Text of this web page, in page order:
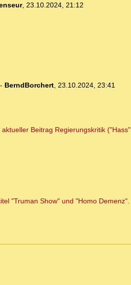
, 23.10.2024, 21:12
BerndBorchert, 23.10.2024, 23:41
Beitrag Regierungskritik ("Hass"
"Truman Show" und "Homo Demenz".